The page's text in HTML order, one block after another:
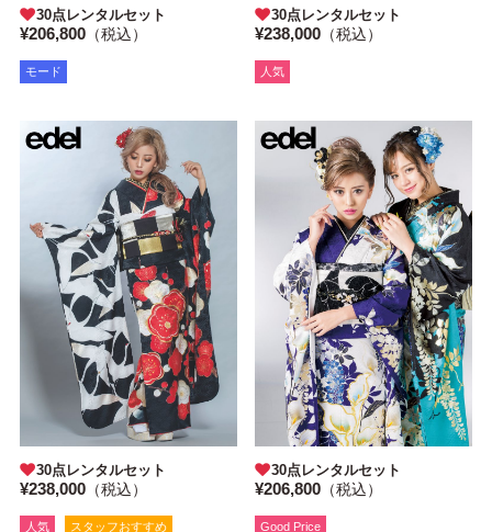
30点レンタルセット
¥206,800（税込）
モード
30点レンタルセット
¥238,000 （税込）
人気
30点レンタルセット
¥238,000（税込）
人気 スタッフおすすめ
30点レンタルセット
¥206,800 （税込）
Good Price